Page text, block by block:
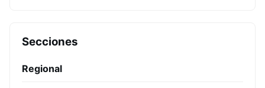
Secciones
Regional